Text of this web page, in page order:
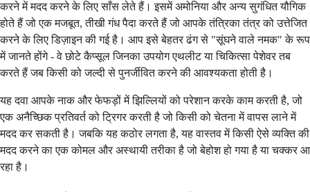
करने में मदद करने के लिए साँस लेते हैं। इसमें अमोनिया और अन्य सुगंधित यौगिक
होते हैं जो एक मजबूत, तीखी गंध पैदा करते हैं जो आपके तंत्रिका तंत्र को उत्तेजित
करने के लिए डिज़ाइन की गई है। आप इसे बेहतर ढंग से "सूंघने वाले नमक" के रूप
में जानते होंगे - वे छोटे कैप्सूल जिनका उपयोग एथलीट या चिकित्सा पेशेवर तब
करते हैं जब किसी को जल्दी से पुनर्जीवित करने की आवश्यकता होती है।
यह दवा आपके नाक और फेफड़ों में झिल्लियों को परेशान करके काम करती है, जो
एक अनैच्छिक प्रतिवर्त को ट्रिगर करती है जो किसी को चेतना में वापस लाने में
मदद कर सकती है। जबकि यह कठोर लगता है, यह वास्तव में किसी ऐसे व्यक्ति की
मदद करने का एक कोमल और अस्थायी तरीका है जो बेहोश हो गया है या चक्कर आ
रहा है।